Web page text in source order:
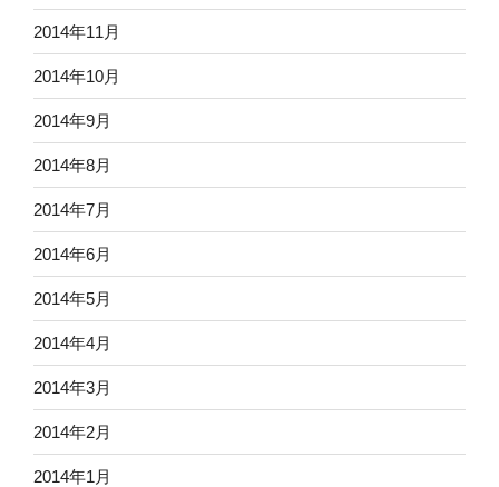
2014年11月
2014年10月
2014年9月
2014年8月
2014年7月
2014年6月
2014年5月
2014年4月
2014年3月
2014年2月
2014年1月